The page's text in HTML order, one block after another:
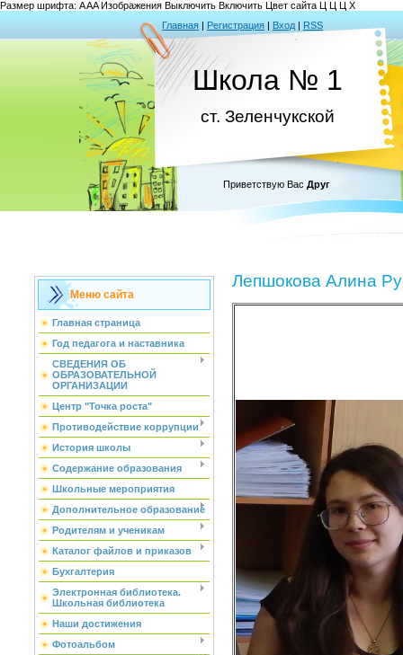
Размер шрифта: AAAИзображения Выключить Включить Цвет сайта Ц Ц Ц Х
Главная | Регистрация | Вход | RSS
Школа № 1
ст. Зеленчукской
Приветствую Вас Друг
Меню сайта
Главная страница
Год педагога и наставника
СВЕДЕНИЯ ОБ
ОБРАЗОВАТЕЛЬНОЙ
ОРГАНИЗАЦИИ
Центр "Точка роста"
Противодействие коррупции
История школы
Содержание образования
Школьные мероприятия
Дополнительное образование
Родителям и ученикам
Каталог файлов и приказов
Бухгалтерия
Электронная библиотека.
Школьная библиотека
Наши достижения
Фотоальбом
Лепшокова Алина